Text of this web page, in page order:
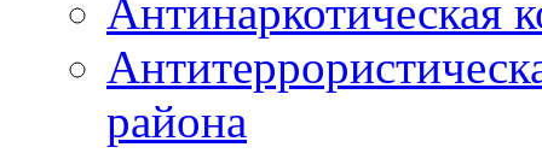
Антинаркотическая
района